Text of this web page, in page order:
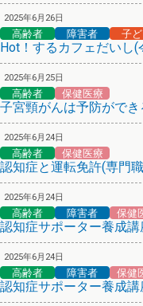
2025年6月26日
高齢者 障害者 子ど
Hot！するカフェだいし
2025年6月25日
高齢者 保健医療
2025年6月24日
高齢者 保健医療
認知症と運転免許(専門
2025年6月24日
高齢者 障害者 保健
認知症サポーター養成
2025年6月24日
高齢者 障害者 保健
認知症サポーター養成